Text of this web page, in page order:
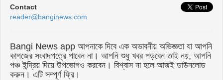
Contact
reader@banginews.com
Bangi News app আপনাকে দিবে এক অভাবনীয় অভিজ্ঞতা যা আপনি
কাগজের সংবাদপত্রে পাবেন না। আপনি শুধু খবর পড়বেন তাই নয়, আপনি
পঞ্চ ইন্দ্রিয় দিয়ে উপভোগও করবেন। বিশ্বাস না হলে আজই ডাউনলোড
করুন। এটি সম্পূর্ণ ফ্রি।